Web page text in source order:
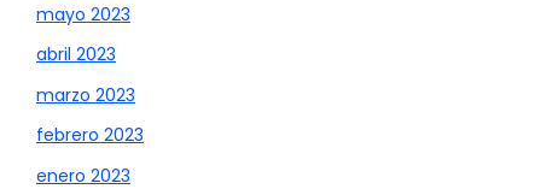
mayo 2023
abril 2023
marzo 2023
febrero 2023
enero 2023